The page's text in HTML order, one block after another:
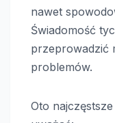
nawet
Świadomość
przeprowadzić
problemów.
Oto